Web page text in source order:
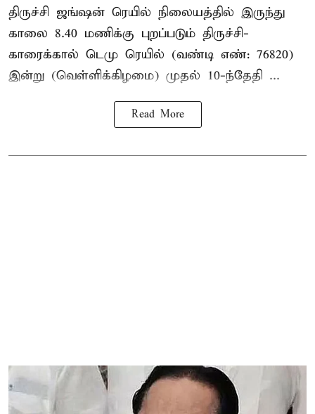
திருச்சி ஜங்ஷன் ரெயில் நிலையத்தில் இருந்து
காலை 8.40 மணிக்கு புறப்படும் திருச்சி-
காரைக்கால் டெமு ரெயில் (வண்டி எண்: 76820)
இன்று (வெள்ளிக்கிழமை) முதல் 10-ந்தேதி ...
Read More